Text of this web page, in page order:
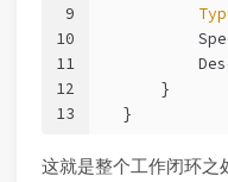
9
10
11
12
13
      }
  }
这就是整个工作闭环之